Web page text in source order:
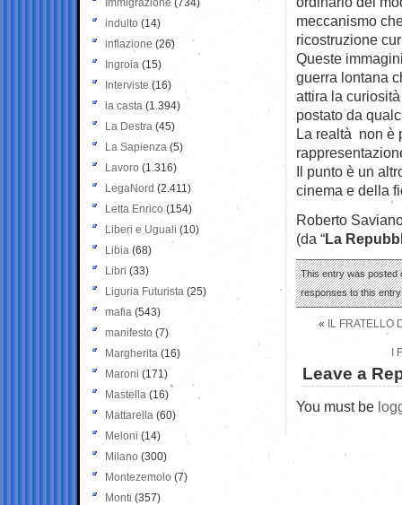
meccanismo
ricostruzione
Queste
guerra lontana
attira la
postato da
La realtà non è
Il punto è un
cinema e della
Roberto
(da “La
This entry was posted
responses to this
« IL FRATELLO
Leave a
You must be
Immigrazione (734)
indulto (14)
inflazione (26)
Ingroia (15)
Interviste (16)
la casta (1.394)
La Destra (45)
La Sapienza (5)
Lavoro (1.316)
LegaNord (2.411)
Letta Enrico (154)
Liberi e Uguali (10)
Libia (68)
Libri (33)
Liguria Futurista (25)
mafia (543)
manifesto (7)
Margherita (16)
Maroni (171)
Mastella (16)
Mattarella (60)
Meloni (14)
Milano (300)
Montezemolo (7)
Monti (357)